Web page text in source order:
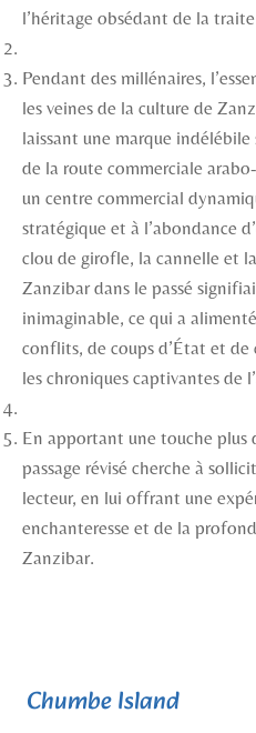
l’héritage obsédant de la traite
Pendant des millénaires,
les veines de la culture de
laissant une marque
de la route commerciale
un centre commercial
stratégique et à l’abondance
clou de girofle, la cannelle et
Zanzibar dans le passé
inimaginable, ce qui a
conflits, de coups d’État et
les chroniques captivantes de
En apportant une touche plus
passage révisé cherche à
lecteur, en lui offrant une
enchanteresse et de la
Zanzibar.
Chumbe Island